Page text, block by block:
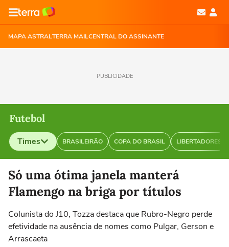
MAPA ASTRALTERRA MAILCENTRAL DO ASSINANTE
PUBLICIDADE
Futebol
Times BRASILEIRÃO COPA DO BRASIL LIBERTADORES
Selecione o time para ver as notícias
Só uma ótima janela manterá
Flamengo na briga por títulos
Colunista do J10, Tozza destaca que Rubro-Negro perde
efetividade na ausência de nomes como Pulgar, Gerson e
Arrascaeta